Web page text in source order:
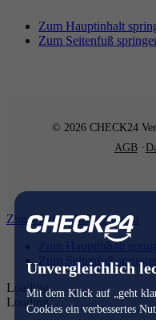
Unvergleichlich
Mit dem Klick auf „geht
Cookies ein verbessertes
Zum Hauptinhalt
Zum Seitenfuß
© 2026 CHECK24
AGB
Zum Hauptinhalt springen
Zum Hauptinhalt
Zum Seitenfuß
Loading...
Loading...